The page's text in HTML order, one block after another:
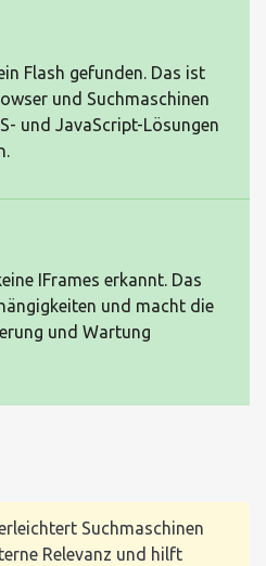
Flash gefunden. Das ist
und Suchmaschinen
und JavaScript-Lösungen
IFrames erkannt. Das
und macht die
und Wartung
Suchmaschinen
Relevanz und hilft